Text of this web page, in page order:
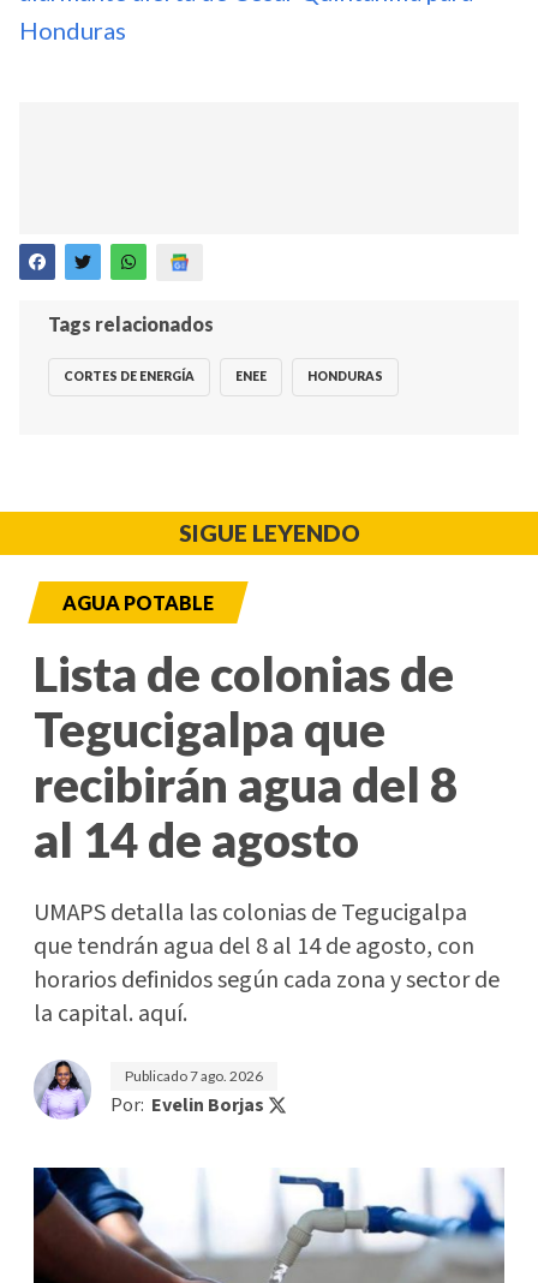
Honduras
Tags relacionados
CORTES DE ENERGÍA ENEE HONDURAS
SIGUE LEYENDO
AGUA POTABLE
Lista de colonias de
Tegucigalpa que
recibirán agua del 8
al 14 de agosto
UMAPS detalla las colonias de Tegucigalpa
que tendrán agua del 8 al 14 de agosto, con
horarios definidos según cada zona y sector de
la capital. aquí.
Publicado7 ago. 2026
Por: Evelin Borjas